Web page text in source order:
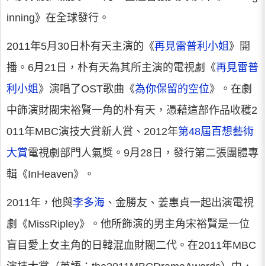
inning》在全球發行。
2011年5月30日朴有天主演的《再見雷普利小姐》開
播。6月21日，朴有天為其所主演的電視劇《再見雷普
利小姐》演唱了OST歌曲《為你保留的空位》。在劇
中飾演財閥宋裕賢一角的朴有天，憑藉這部作品收穫2
011年MBC演技大賞新人賞、2012年第48屆百想藝術
大賞電視劇部門人氣獎。9月28日，發行第二張團體專
輯《InHeaven》。
2011年，他與李多海 、金勝友、姜惠貞一起出演電視
劇《MissRipley》。他所飾演的男主角宋裕賢是一位
盲目愛上女主角的日韓混血財閥二代。在2011年MBC